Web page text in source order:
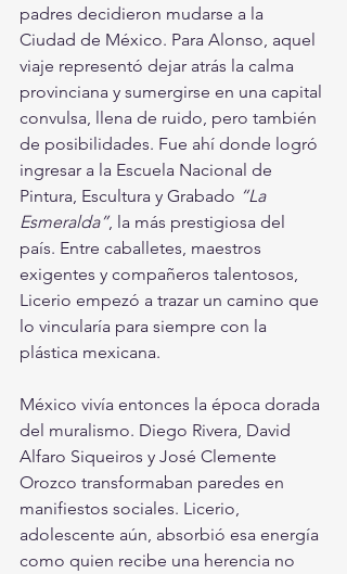
padres decidieron mudarse a la
Ciudad de México. Para Alonso, aquel
viaje representó dejar atrás la calma
provinciana y sumergirse en una capital
convulsa, llena de ruido, pero también
de posibilidades. Fue ahí donde logró
ingresar a la Escuela Nacional de
Pintura, Escultura y Grabado “La
Esmeralda”, la más prestigiosa del
país. Entre caballetes, maestros
exigentes y compañeros talentosos,
Licerio empezó a trazar un camino que
lo vincularía para siempre con la
plástica mexicana.
México vivía entonces la época dorada
del muralismo. Diego Rivera, David
Alfaro Siqueiros y José Clemente
Orozco transformaban paredes en
manifiestos sociales. Licerio,
adolescente aún, absorbió esa energía
como quien recibe una herencia no